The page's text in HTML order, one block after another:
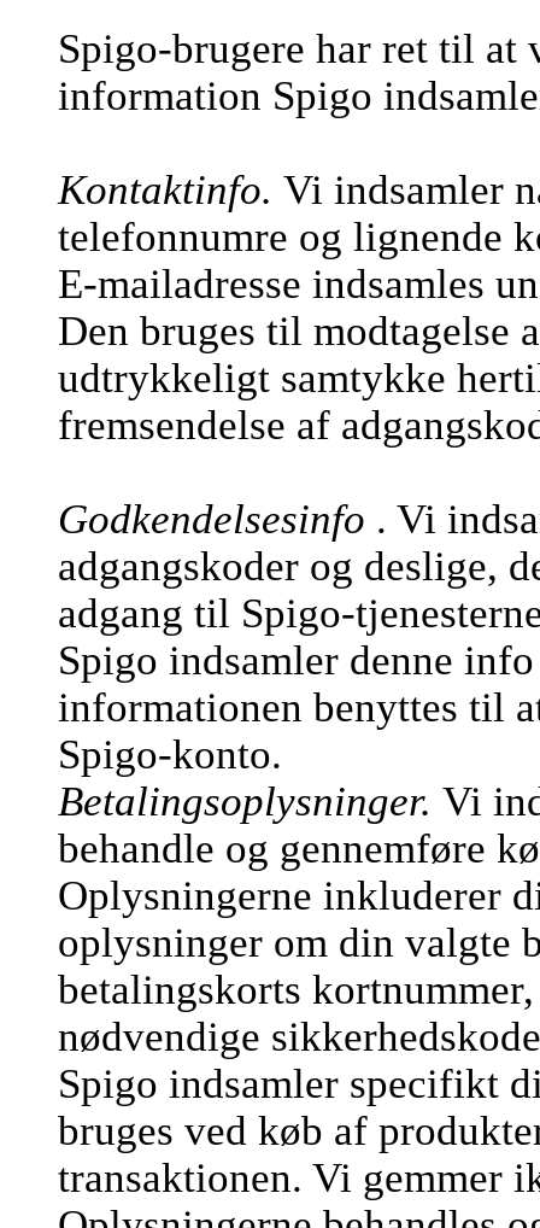
Spigo-brugere har ret til
information Spigo
Kontaktinfo. Vi indsamler
telefonnumre og lignende
E-mailadresse indsamles
Den bruges til modtagelse
udtrykkeligt samtykke
fremsendelse af
Godkendelsesinfo . Vi
adgangskoder og deslige,
adgang til Spigo-
Spigo indsamler denne
informationen benyttes til
Spigo-konto.
Betalingsoplysninger. Vi
behandle og gennemføre
Oplysningerne inkluderer
oplysninger om din valgte
betalingskorts
nødvendige
Spigo indsamler specifikt
bruges ved køb af
transaktionen. Vi gemmer